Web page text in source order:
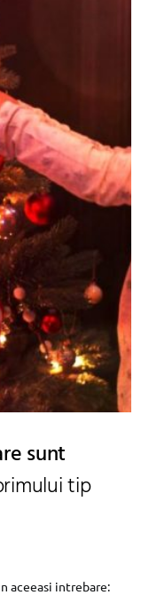
sunt
tip
aceeasi intrebare: